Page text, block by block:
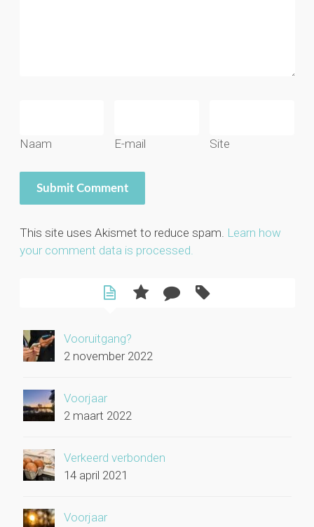
Naam E-mail Site
This site uses Akismet to reduce spam. Learn how
your comment data is processed.
Vooruitgang?
2 november 2022
Voorjaar
2 maart 2022
Verkeerd verbonden
14 april 2021
Voorjaar